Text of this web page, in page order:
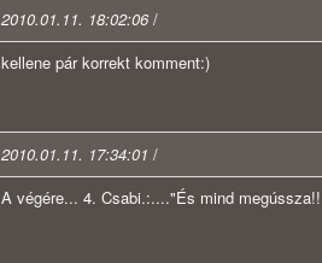
2010.01.11. 18:02:06/
kellene pár korrekt komment:)
2010.01.11. 17:34:01 /
A végére... 4. Csabi.:...."És mind